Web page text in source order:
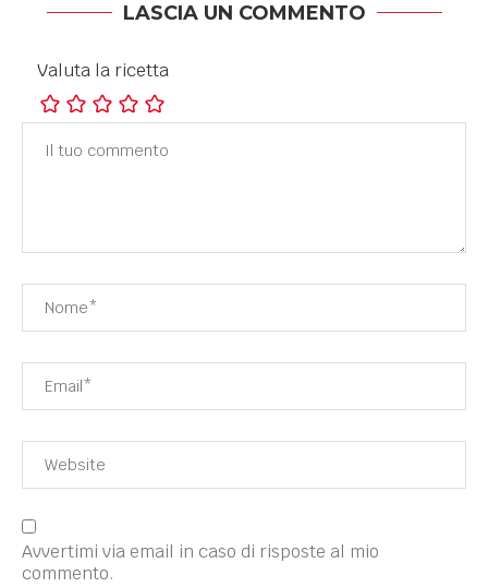
LASCIA UN COMMENTO
Valuta la ricetta
Avvertimi via email in caso di risposte al mio
commento.